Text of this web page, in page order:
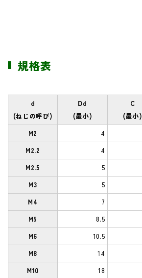
規格表
d
(ねじの呼び)
Dd
(最小)
C
(最小)
M2
4
M2.2
4
M2.5
5
M3
5
M4
7
M5
8.5
M6
10.5
M8
14
M10
18